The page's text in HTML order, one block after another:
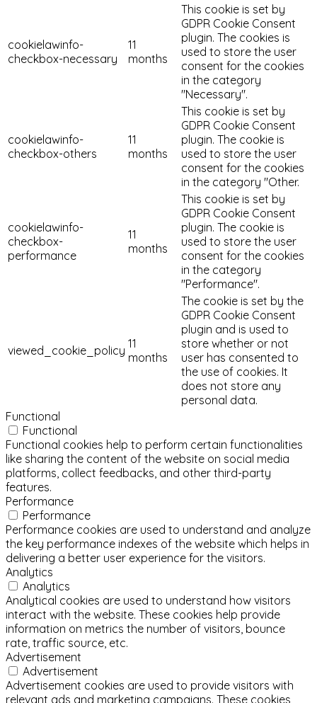
cookielawinfo-
checkbox-necessary
11
months
This cookie is set by
GDPR Cookie Consent
plugin. The cookies is
used to store the user
consent for the cookies
in the category
"Necessary".
cookielawinfo-
checkbox-others
11
months
This cookie is set by
GDPR Cookie Consent
plugin. The cookie is
used to store the user
consent for the cookies
in the category "Other.
cookielawinfo-
checkbox-
performance
11
months
This cookie is set by
GDPR Cookie Consent
plugin. The cookie is
used to store the user
consent for the cookies
in the category
"Performance".
viewed_cookie_policy 11
months
The cookie is set by the
GDPR Cookie Consent
plugin and is used to
store whether or not
user has consented to
the use of cookies. It
does not store any
personal data.
Functional
Functional
Functional cookies help to perform certain functionalities
like sharing the content of the website on social media
platforms, collect feedbacks, and other third-party
features.
Performance
Performance
Performance cookies are used to understand and analyze
the key performance indexes of the website which helps in
delivering a better user experience for the visitors.
Analytics
Analytics
Analytical cookies are used to understand how visitors
interact with the website. These cookies help provide
information on metrics the number of visitors, bounce
rate, traffic source, etc.
Advertisement
Advertisement
Advertisement cookies are used to provide visitors with
relevant ads and marketing campaigns. These cookies